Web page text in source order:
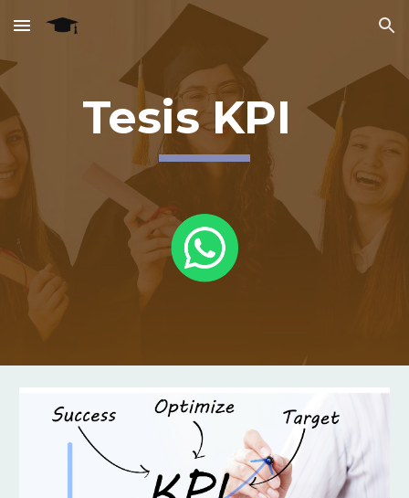
Skip to main content Skip to navigation
Tesis KPI